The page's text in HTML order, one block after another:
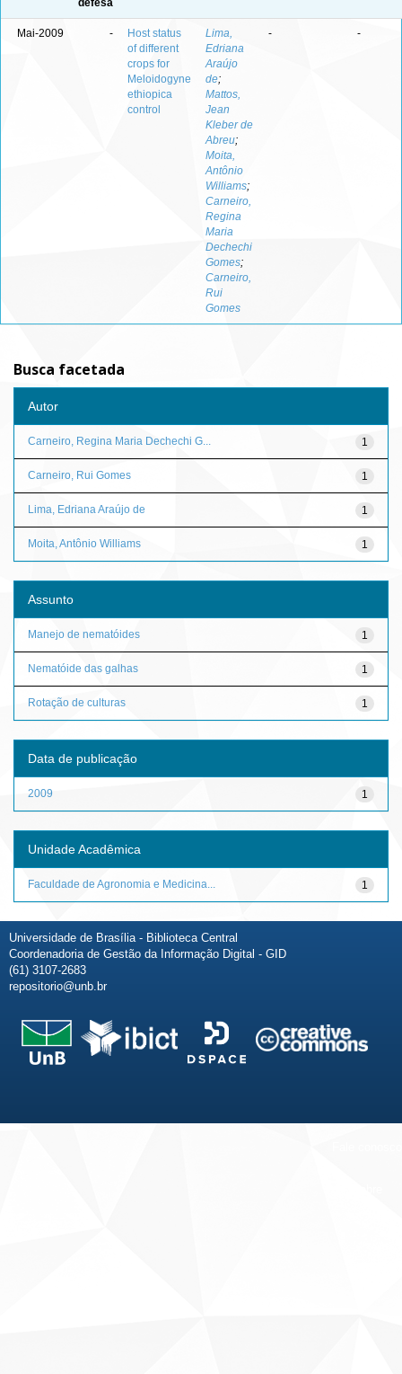
defesa
Mai-2009 -
Host status
of different
crops for
Meloidogyne
ethiopica
control
Lima,
Edriana
Araújo
de;
Mattos,
Jean
Kleber de
Abreu;
Moita,
Antônio
Williams;
Carneiro,
Regina
Maria
Dechechi
Gomes;
Carneiro,
Rui
Gomes
- -
Busca facetada
Autor
1
Carneiro, Regina Maria Dechechi G...
1
Carneiro, Rui Gomes
1
Lima, Edriana Araújo de
1
Moita, Antônio Williams
Assunto
1
Manejo de nematóides
1
Nematóide das galhas
1
Rotação de culturas
Data de publicação
1
2009
Unidade Acadêmica
1
Faculdade de Agronomia e Medicina...
Universidade de Brasília - Biblioteca Central
Coordenadoria de Gestão da Informação Digital - GID
(61) 3107-2683
repositorio@unb.br